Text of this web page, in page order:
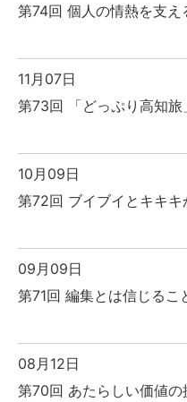
第74回 個人の情熱を支え
11月07日
第73回 「どっぷり高知旅
10月09日
第72回 ブイブイとキキキ
09月09日
第71回 編集とは信じるこ
08月12日
第70回 あたらしい価値の